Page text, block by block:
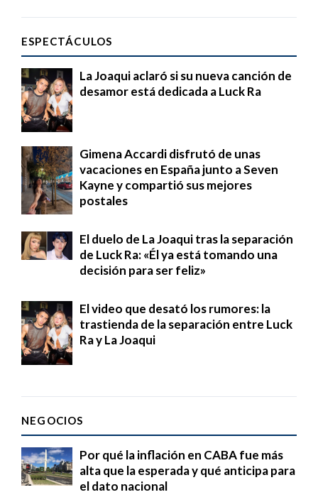
ESPECTÁCULOS
La Joaqui aclaró si su nueva canción de
desamor está dedicada a Luck Ra
Gimena Accardi disfrutó de unas
vacaciones en España junto a Seven
Kayne y compartió sus mejores
postales
El duelo de La Joaqui tras la separación
de Luck Ra: «Él ya está tomando una
decisión para ser feliz»
El video que desató los rumores: la
trastienda de la separación entre Luck
Ra y La Joaqui
NEGOCIOS
Por qué la inflación en CABA fue más
alta que la esperada y qué anticipa para
el dato nacional